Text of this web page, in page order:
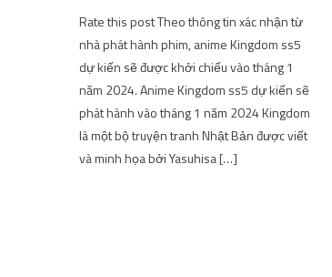
Rate this post Theo thông tin xác nhận từ
nhà phát hành phim, anime Kingdom ss5
dự kiến ​​sẽ được khởi chiếu vào tháng 1
năm 2024. Anime Kingdom ss5 dự kiến ​​sẽ
phát hành vào tháng 1 năm 2024 Kingdom
là một bộ truyện tranh Nhật Bản được viết
và minh họa bởi Yasuhisa […]